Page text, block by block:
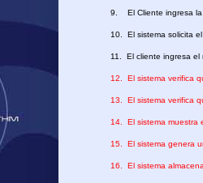
9. El Cliente ingresa
10. El sistema solicita
11. El cliente ingresa el
12. El sistema verifica
13. El sistema verifica
14. El sistema muestra
15. El sistema genera
16. El sistema